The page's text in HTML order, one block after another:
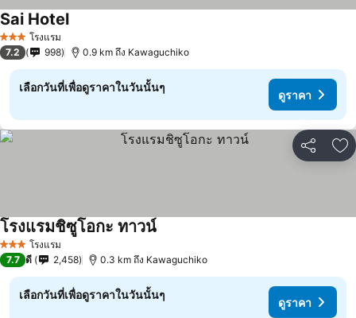
3 ดาว โรงแรม
Sai Hotelดูราคา
7.2 998 0.9 km ถึง Kawaguchiko
เลือกวันที่เพื่อดูราคาในวันนั้นๆ
ดูราคา
แชร์ เ
3 ดาว โรงแรม
โรงแรมชิซูโอกะ ทาวน์ดูราคา
7.7 ดี 2,458 0.3 km ถึง Kawaguchiko
เลือกวันที่เพื่อดูราคาในวันนั้นๆ
ดูราคา